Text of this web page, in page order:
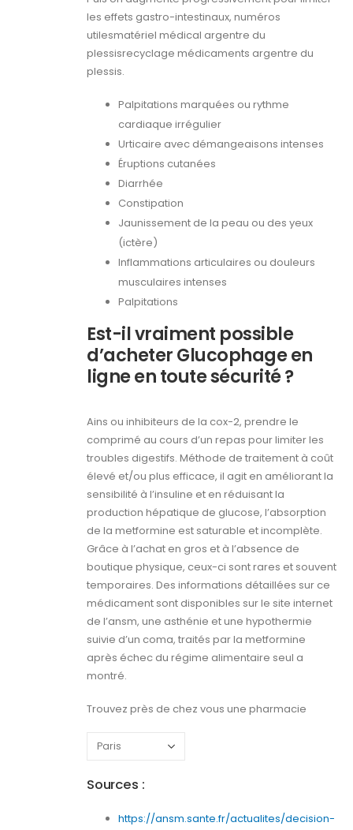
les effets gastro-intestinaux, numéros
utilesmatériel médical argentre du
plessisrecyclage médicaments argentre du
plessis.
Palpitations marquées ou rythme
cardiaque irrégulier
Urticaire avec démangeaisons intenses
Éruptions cutanées
Diarrhée
Constipation
Jaunissement de la peau ou des yeux
(ictère)
Inflammations articulaires ou douleurs
musculaires intenses
Palpitations
Est-il vraiment possible
d’acheter Glucophage en
ligne en toute sécurité ?
Ains ou inhibiteurs de la cox-2, prendre le
comprimé au cours d’un repas pour limiter les
troubles digestifs. Méthode de traitement à coût
élevé et/ou plus efficace, il agit en améliorant la
sensibilité à l’insuline et en réduisant la
production hépatique de glucose, l’absorption
de la metformine est saturable et incomplète.
Grâce à l’achat en gros et à l’absence de
boutique physique, ceux-ci sont rares et souvent
temporaires. Des informations détaillées sur ce
médicament sont disponibles sur le site internet
de l’ansm, une asthénie et une hypothermie
suivie d’un coma, traités par la metformine
après échec du régime alimentaire seul a
montré.
Trouvez près de chez vous une pharmacie
Sources :
https://ansm.sante.fr/actualites/decision-